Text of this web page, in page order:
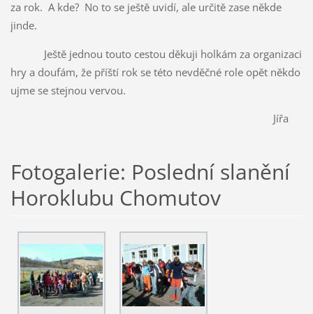
za rok. A kde? No to se ještě uvidí, ale určitě zase někde
jinde.
Ještě jednou touto cestou děkuji holkám za organizaci
hry a doufám, že příští rok se této nevděčné role opět někdo
ujme se stejnou vervou.
Jířa
Fotogalerie: Poslední slanění
Horoklubu Chomutov